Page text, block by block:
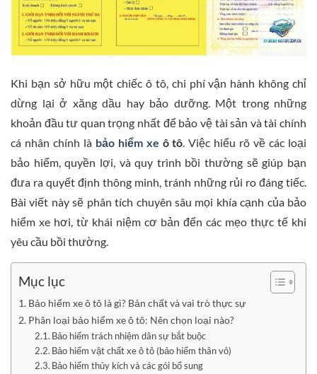
Khi bạn sở hữu một chiếc ô tô, chi phí vận hành không chỉ
dừng lại ở xăng dầu hay bảo dưỡng. Một trong những
khoản đầu tư quan trọng nhất để bảo vệ tài sản và tài chính
cá nhân chính là bảo hiểm xe ô tô . Việc hiểu rõ về các loại
bảo hiểm, quyền lợi, và quy trình bồi thường sẽ giúp bạn
đưa ra quyết định thông minh, tránh những rủi ro đáng tiếc.
Bài viết này sẽ phân tích chuyên sâu mọi khía cạnh của bảo
hiểm xe hơi, từ khái niệm cơ bản đến các mẹo thực tế khi
yêu cầu bồi thường.
Mục lục
Bảo hiểm xe ô tô là gì? Bản chất và vai trò thực sự
Phân loại bảo hiểm xe ô tô: Nên chọn loại nào?
Bảo hiểm trách nhiệm dân sự bắt buộc
Bảo hiểm vật chất xe ô tô (bảo hiểm thân vỏ)
Bảo hiểm thủy kích và các gói bổ sung